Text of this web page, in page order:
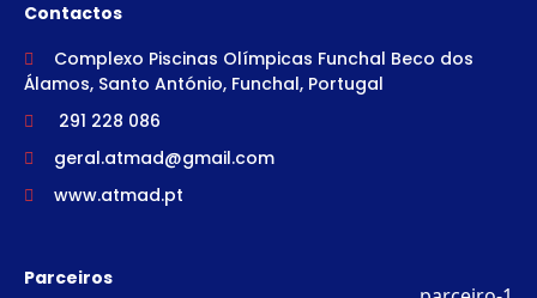
Contactos
Complexo Piscinas Olímpicas Funchal Beco dos
Álamos, Santo António, Funchal, Portugal
291 228 086
geral.atmad@gmail.com
www.atmad.pt
Parceiros